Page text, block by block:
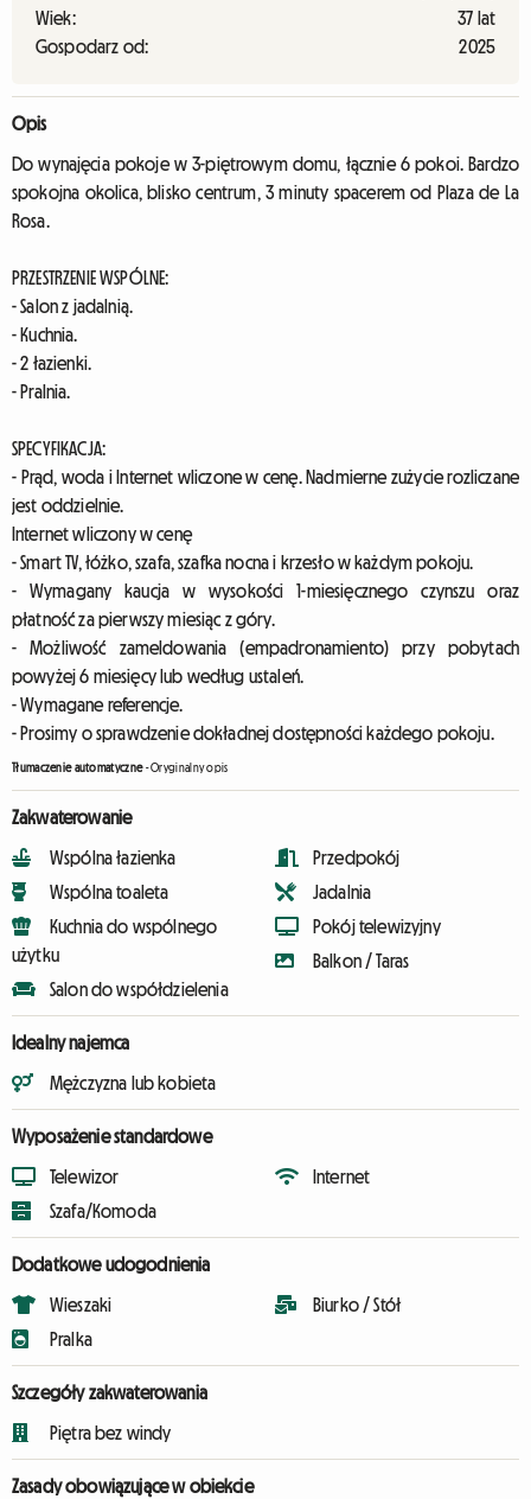
Wiek:
37 lat
Gospodarz od:
2025
Opis
Do wynajęcia pokoje w 3-piętrowym domu, łącznie 6 pokoi. Bardzo
spokojna okolica, blisko centrum, 3 minuty spacerem od Plaza de La
Rosa.
PRZESTRZENIE WSPÓLNE:
- Salon z jadalnią.
- Kuchnia.
- 2 łazienki.
- Pralnia.
SPECYFIKACJA:
- Prąd, woda i Internet wliczone w cenę. Nadmierne zużycie rozliczane
jest oddzielnie.
Internet wliczony w cenę
- Smart TV, łóżko, szafa, szafka nocna i krzesło w każdym pokoju.
- Wymagany kaucja w wysokości 1-miesięcznego czynszu oraz
płatność za pierwszy miesiąc z góry.
- Możliwość zameldowania (empadronamiento) przy pobytach
powyżej 6 miesięcy lub według ustaleń.
- Wymagane referencje.
- Prosimy o sprawdzenie dokładnej dostępności każdego pokoju.
Tłumaczenie automatyczne-Oryginalny opis
Zakwaterowanie
Wspólna łazienka
Wspólna toaleta
Kuchnia do wspólnego
użytku
Salon do współdzielenia
Przedpokój
Jadalnia
Pokój telewizyjny
Balkon / Taras
Idealny najemca
Mężczyzna lub kobieta
Wyposażenie standardowe
Telewizor
Szafa/Komoda
Internet
Dodatkowe udogodnienia
Wieszaki
Pralka
Biurko / Stół
Szczegóły zakwaterowania
Piętra bez windy
Zasady obowiązujące w obiekcie